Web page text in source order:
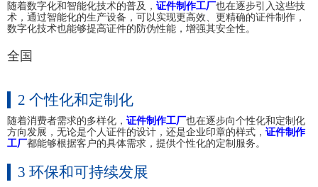
随着数字化和智能化技术的普及， 证件制作工厂也在逐步引入这些技
术，通过智能化的生产设备，可以实现更高效、更精确的证件制作，
数字化技术也能够提高证件的防伪性能，增强其安全性。
全国
2 个性化和定制化
随着消费者需求的多样化， 证件制作工厂也在逐步向个性化和定制化
方向发展，无论是个人证件的设计，还是企业印章的样式， 证件制作
工厂都能够根据客户的具体需求，提供个性化的定制服务。
3 环保和可持续发展